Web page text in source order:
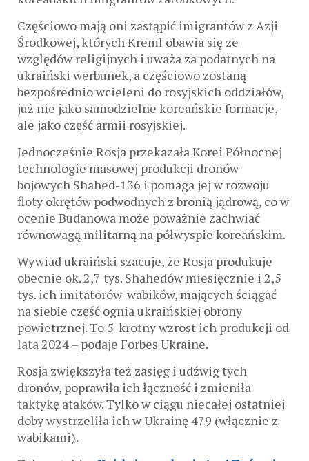
Częściowo mają oni zastąpić imigrantów z Azji
Środkowej, których Kreml obawia się ze
względów religijnych i uważa za podatnych na
ukraiński werbunek, a częściowo zostaną
bezpośrednio wcieleni do rosyjskich oddziałów,
już nie jako samodzielne koreańskie formacje,
ale jako część armii rosyjskiej.
Jednocześnie Rosja przekazała Korei Północnej
technologie masowej produkcji dronów
bojowych Shahed-136 i pomaga jej w rozwoju
floty okrętów podwodnych z bronią jądrową, co w
ocenie Budanowa może poważnie zachwiać
równowagą militarną na półwyspie koreańskim.
Wywiad ukraiński szacuje, że Rosja produkuje
obecnie ok. 2,7 tys. Shahedów miesięcznie i 2,5
tys. ich imitatorów-wabików, mających ściągać
na siebie część ognia ukraińskiej obrony
powietrznej. To 5-krotny wzrost ich produkcji od
lata 2024 – podaje Forbes Ukraine.
Rosja zwiększyła też zasięg i udźwig tych
dronów, poprawiła ich łączność i zmieniła
taktykę ataków. Tylko w ciągu niecałej ostatniej
doby wystrzeliła ich w Ukrainę 479 (włącznie z
wabikami).